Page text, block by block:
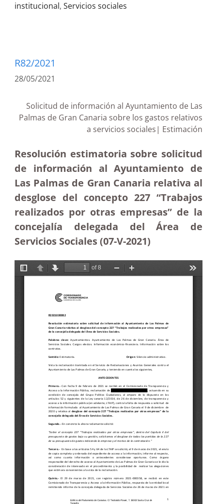
institucional, Servicios sociales
R82/2021
28/05/2021
Solicitud de información al Ayuntamiento de Las
Palmas de Gran Canaria sobre los gastos relativos
a servicios sociales| Estimación
Resolución estimatoria sobre solicitud
de información al Ayuntamiento de
Las Palmas de Gran Canaria relativa al
desglose del concepto 227 “Trabajos
realizados por otras empresas” de la
concejalía delegada del Área de
Servicios Sociales (07-V-2021)